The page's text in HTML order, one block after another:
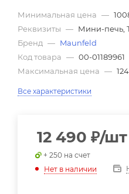
Минимальная цена —
Реквизиты — Мини-печь,
Бренд — Maunfeld
Код товара — 00-01189961
Максимальная цена —
Все характеристики
12 490 ₽/шт
+ 250 на счет
Нет в наличии